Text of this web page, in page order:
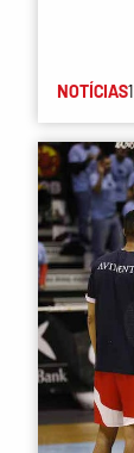
NOTÍCIAS